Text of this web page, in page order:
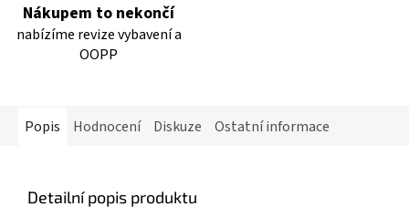
Nákupem to nekončí
nabízíme revize vybavení a
OOPP
Popis Hodnocení Diskuze Ostatní informace
Detailní popis produktu